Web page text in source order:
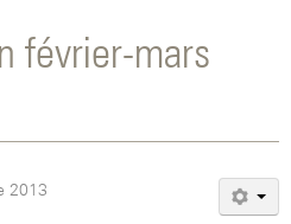
février-mars
2013